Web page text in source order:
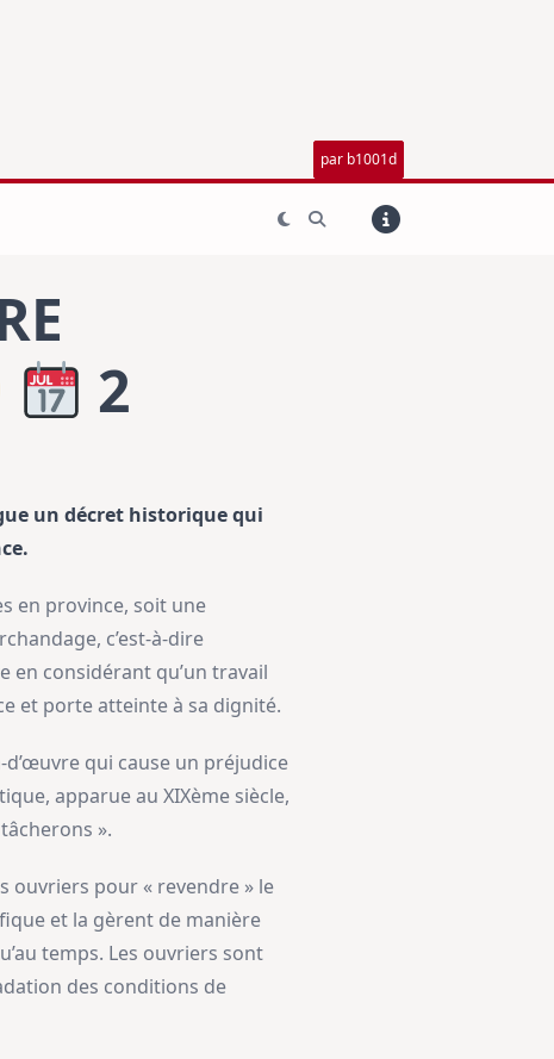
par b1001d
2
un décret historique qui
en province, soit une
c’est-à-dire
en considérant qu’un travail
et porte atteinte à sa dignité.
qui cause un préjudice
apparue au XIXème siècle,
».
ouvriers pour « revendre » le
et la gèrent de manière
temps. Les ouvriers sont
des conditions de